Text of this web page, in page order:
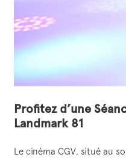
Profitez d’une
Landmark 81
Le cinéma CGV, situé au